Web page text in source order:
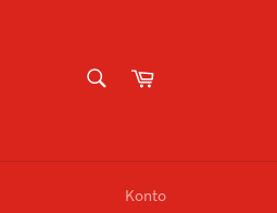
Warenkorb
Konto